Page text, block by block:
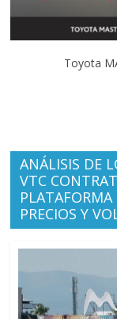
Toyota
ANÁLISIS DE
VTC
PRECIOS Y